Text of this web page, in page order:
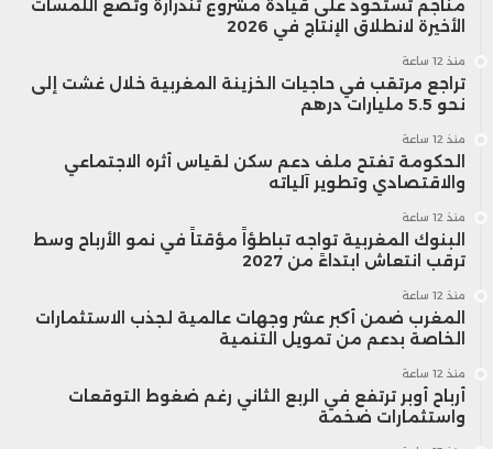
مناجم تستحوذ على قيادة مشروع تندرارة وتضع اللمسات
الأخيرة لانطلاق الإنتاج في 2026
منذ 12 ساعة
تراجع مرتقب في حاجيات الخزينة المغربية خلال غشت إلى
نحو 5.5 مليارات درهم
منذ 12 ساعة
الحكومة تفتح ملف دعم سكن لقياس أثره الاجتماعي
والاقتصادي وتطوير آلياته
منذ 12 ساعة
البنوك المغربية تواجه تباطؤاً مؤقتاً في نمو الأرباح وسط
ترقب انتعاش ابتداءً من 2027
منذ 12 ساعة
المغرب ضمن أكبر عشر وجهات عالمية لجذب الاستثمارات
الخاصة بدعم من تمويل التنمية
منذ 12 ساعة
أرباح أوبر ترتفع في الربع الثاني رغم ضغوط التوقعات
واستثمارات ضخمة